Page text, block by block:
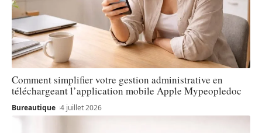
Comment simplifier votre gestion administrative en
téléchargeant l’application mobile Apple Mypeopledoc
Bureautique 4 juillet 2026